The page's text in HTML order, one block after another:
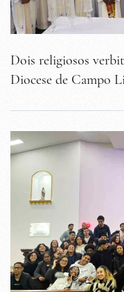
Dois religiosos
Diocese de Campo